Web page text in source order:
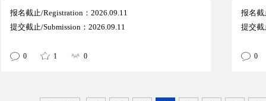
报名截止/Registration：2026.09.11
提交截止/Submission：2026.09.11
0 1 0
报名截
提交截
0